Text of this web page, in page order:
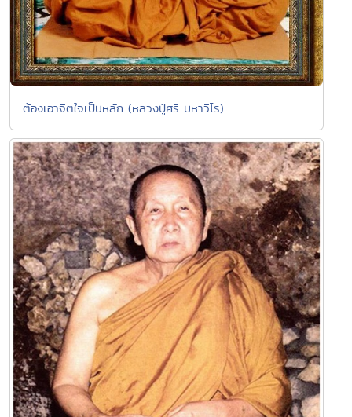
ต้องเอาจิตใจเป็นหลัก (หลวงปู่ศรี มหาวีโร)